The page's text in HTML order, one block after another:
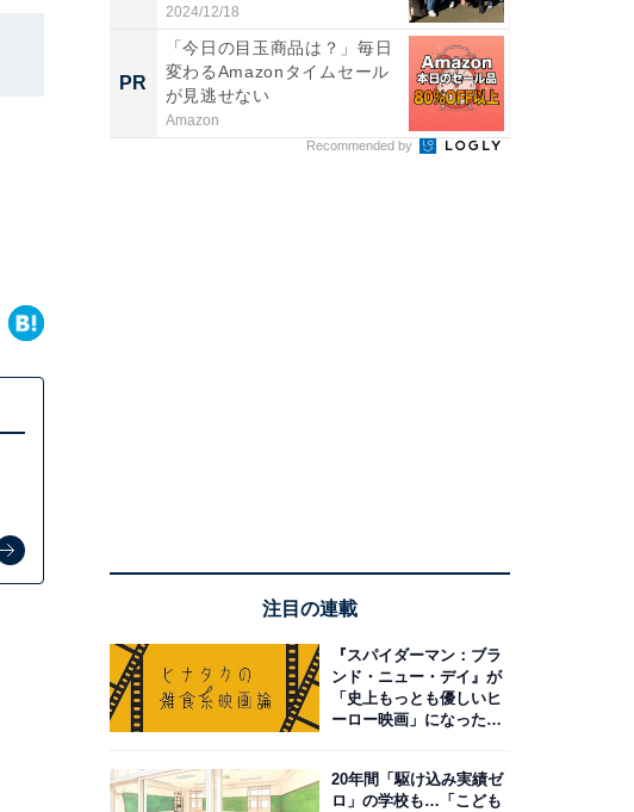
メ...
2024/12/18
PR
「今日の目玉商品は？」毎日
変わるAmazonタイムセール
が見逃せない
Amazon
Recommended by
注目の連載
『スパイダーマン：ブラ
ンド・ニュー・デイ』が
「史上もっとも優しいヒ
ーロー映画」になった理
20年間「駆け込み実績ゼ
ロ」の学校も…「こども